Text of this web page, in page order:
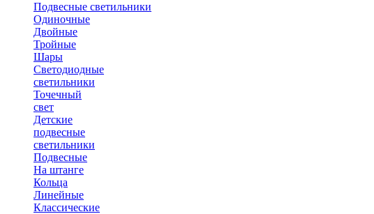
Подвесные светильники
Одиночные
Двойные
Тройные
Шары
Светодиодные
светильники
Точечный
свет
Детские
подвесные
светильники
Подвесные
На штанге
Кольца
Линейные
Классические